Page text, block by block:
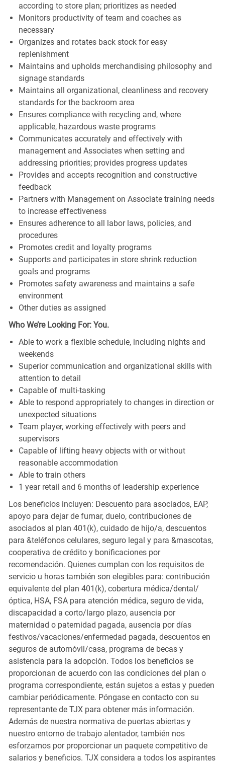
according to store plan; prioritizes as needed
Monitors productivity of team and coaches as
necessary
Organizes and rotates back stock for easy
replenishment
Maintains and upholds merchandising philosophy and
signage standards
Maintains all organizational, cleanliness and recovery
standards for the backroom area
Ensures compliance with recycling and, where
applicable, hazardous waste programs
Communicates accurately and effectively with
management and Associates when setting and
addressing priorities; provides progress updates
Provides and accepts recognition and constructive
feedback
Partners with Management on Associate training needs
to increase effectiveness
Ensures adherence to all labor laws, policies, and
procedures
Promotes credit and loyalty programs
Supports and participates in store shrink reduction
goals and programs
Promotes safety awareness and maintains a safe
environment
Other duties as assigned
Who We’re Looking For: You.
Able to work a flexible schedule, including nights and
weekends
Superior communication and organizational skills with
attention to detail
Capable of multi-tasking
Able to respond appropriately to changes in direction or
unexpected situations
Team player, working effectively with peers and
supervisors
Capable of lifting heavy objects with or without
reasonable accommodation
Able to train others
1 year retail and 6 months of leadership experience
Los beneficios incluyen: Descuento para asociados, EAP,
apoyo para dejar de fumar, duelo, contribuciones de
asociados al plan 401(k), cuidado de hijo/a, descuentos
para &teléfonos celulares, seguro legal y para &mascotas,
cooperativa de crédito y bonificaciones por
recomendación. Quienes cumplan con los requisitos de
servicio u horas también son elegibles para: contribución
equivalente del plan 401(k), cobertura médica/dental/
óptica, HSA, FSA para atención médica, seguro de vida,
discapacidad a corto/largo plazo, ausencia por
maternidad o paternidad pagada, ausencia por días
festivos/vacaciones/enfermedad pagada, descuentos en
seguros de automóvil/casa, programa de becas y
asistencia para la adopción. Todos los beneficios se
proporcionan de acuerdo con las condiciones del plan o
programa correspondiente, están sujetos a estas y pueden
cambiar periódicamente. Póngase en contacto con su
representante de TJX para obtener más información.
Además de nuestra normativa de puertas abiertas y
nuestro entorno de trabajo alentador, también nos
esforzamos por proporcionar un paquete competitivo de
salarios y beneficios. TJX considera a todos los aspirantes